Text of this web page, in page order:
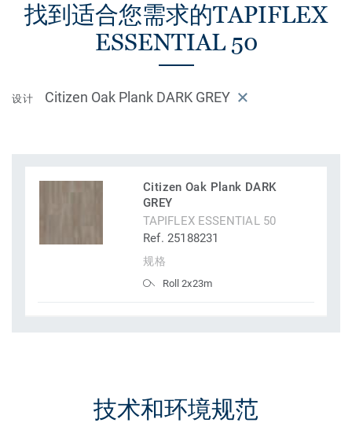
找到适合您需求的TAPIFLEX
ESSENTIAL 50
设计 Citizen Oak Plank DARK GREY
Citizen Oak Plank DARK
GREY
TAPIFLEX ESSENTIAL 50
Ref. 25188231
规格
Roll 2x23m
技术和环境规范